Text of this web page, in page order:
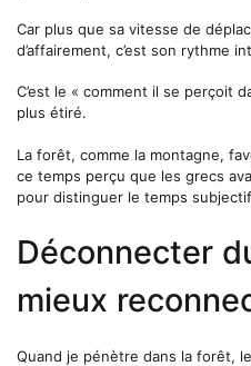
Car plus que sa vitesse de
d’affairement, c’est son rythme
C’est le « comment il se perçoit
plus étiré.
La forêt, comme la montagne,
ce temps perçu que les grecs
pour distinguer le temps
Déconnecter
mieux
Quand je pénètre dans la forêt,